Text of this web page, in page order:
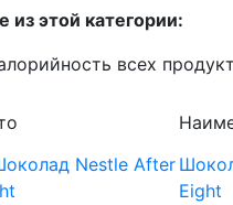
из этой категории:
всех
Eight